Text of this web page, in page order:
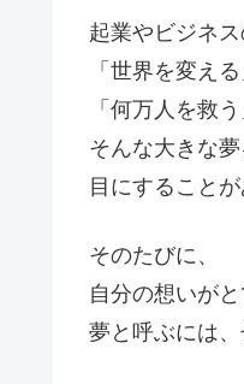
起業やビジネ
「世界を変える
「何万人を救う
そんな大きな
目にすることが
そのたびに、
自分の想いがと
夢と呼ぶには